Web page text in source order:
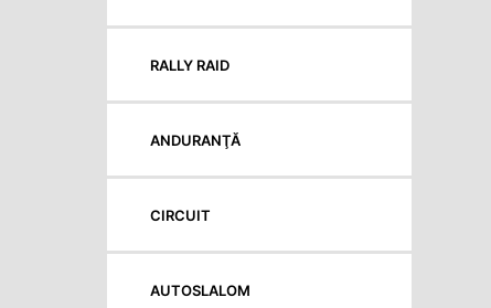
RALLY RAID
ANDURANŢĂ
CIRCUIT
AUTOSLALOM